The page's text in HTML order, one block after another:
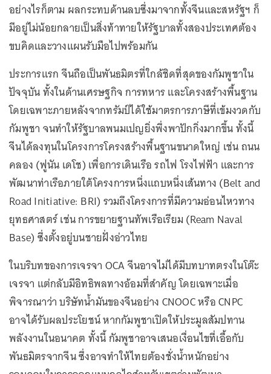
อย่างไรก็ตาม ผลกระทบด้านลบซึ่งมาจากทั้งจีนและสหรัฐฯ ก็
มีอยู่ไม่น้อยกลายเป็นสิ่งท้าทายให้รัฐบาลทั้งสองประเทศต้อง
ขบคิดและวางแผนรับมือไปพร้อมกัน
ประการแรก จีนถือเป็นพันธมิตรที่ใกล้ชิดที่สุดของกัมพูชาใน
ปัจจุบัน ทั้งในด้านเศรษฐกิจ การทหาร และโครงสร้างพื้นฐาน
โดยเฉพาะภายหลังจากทรัมป์ได้ใช้มาตรการภาษีที่เข้มงวดกับ
กัมพูชา จนทำให้รัฐบาลพนมเปญยิ่งพึ่งพาปักกิ่งมากขึ้น ทั้งนี้
จีนได้ลงทุนในโครงการโครงสร้างพื้นฐานขนาดใหญ่ เช่น ถนน
คลอง (ฟูนัน เดโช) เพื่อการเดินเรือ รถไฟ โรงไฟฟ้า และการ
พัฒนาท่าเรือภายใต้โครงการหนึ่งแถบหนึ่งเส้นทาง (Belt and
Road Initiative: BRI) รวมถึงโครงการที่มีความอ่อนไหวทาง
ยุทธศาสตร์ เช่น การขยายฐานทัพเรือเรียม (Ream Naval
Base) ซึ่งตั้งอยู่บนชายฝั่งอ่าวไทย
ในบริบทของการเจรจา OCA จีนอาจไม่ได้มีบทบาทตรงในโต๊ะ
เจรจา แต่กลับมีอิทธิพลทางอ้อมที่สำคัญ โดยเฉพาะเมื่อ
พิจารณาว่า บริษัทน้ำมันของจีนอย่าง CNOOC หรือ CNPC
อาจได้รับผลประโยชน์ หากกัมพูชาเปิดให้ประมูลสัมปทาน
พลังงานในอนาคต ทั้งนี้ กัมพูชาอาจเสนอเงื่อนไขที่เอื้อกับ
พันธมิตรจากจีน ซึ่งอาจทำให้ไทยต้องชั่งน้ำหนักอย่าง